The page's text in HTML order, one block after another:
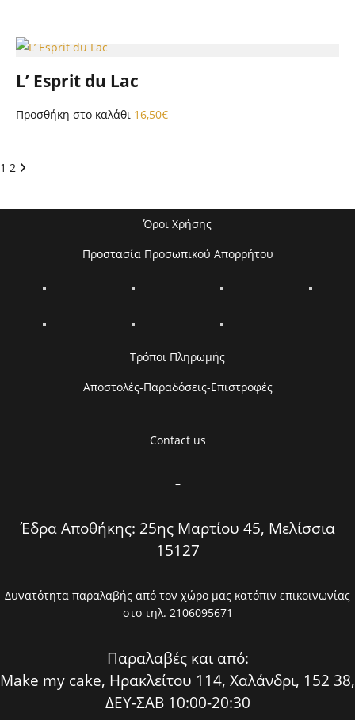
L’ Esprit du Lac
Προσθήκη στο καλάθι 16,50€
1 2
Όροι Χρήσης
Προστασία Προσωπικού Απορρήτου
Τρόποι Πληρωμής
Αποστολές-Παραδόσεις-Επιστροφές
Contact us
–
Έδρα Αποθήκης: 25ης Μαρτίου 45, Μελίσσια
15127
Δυνατότητα παραλαβής από τον χώρο μας κατόπιν επικοινωνίας
στο τηλ. 2106095671
Παραλαβές και από:
Make my cake, Ηρακλείτου 114, Χαλάνδρι, 152 38,
ΔΕΥ-ΣΑΒ 10:00-20:30